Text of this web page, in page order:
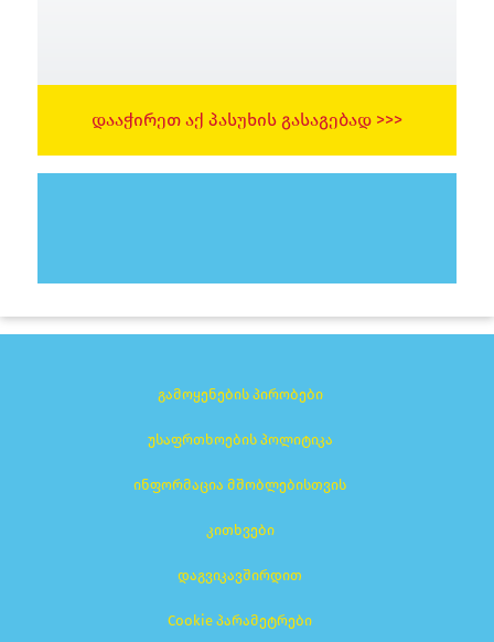
ᲓᲐᲐᲭᲘᲠᲔᲗ ᲐᲥ ᲞᲐᲡᲣᲮᲘᲡ ᲒᲐᲡᲐᲒᲔᲑᲐᲓ >>>
გამოყენების პირობები
უსაფრთხოების პოლიტიკა
ინფორმაცია მშობლებისთვის
კითხვები
დაგვიკავშირდით
Cookie პარამეტრები